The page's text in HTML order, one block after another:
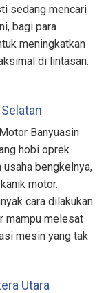
sedang mencari
bagi para
meningkatkan
di lintasan.
Banyuasin
hobi oprek
bengkelnya,
motor.
cara dilakukan
mampu melesat
mesin yang tak
Utara